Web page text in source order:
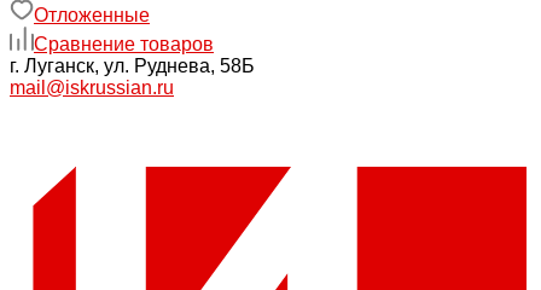
Отложенные
Сравнение товаров
г. Луганск, ул. Руднева, 58Б
mail@iskrussian.ru